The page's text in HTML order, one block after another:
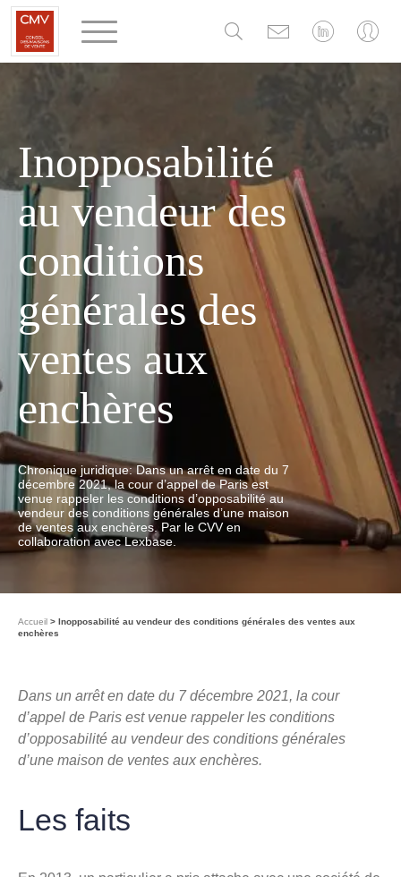
Inopposabilité
au vendeur des
conditions
générales des
ventes aux
enchères
Chronique juridique: Dans un arrêt en date du 7
décembre 2021, la cour d’appel de Paris est
venue rappeler les conditions d’opposabilité au
vendeur des conditions générales d’une maison
de ventes aux enchères. Par le CVV en
collaboration avec Lexbase.
Accueil
Inopposabilité au vendeur des conditions générales des ventes aux
enchères
Dans un arrêt en date du 7 décembre 2021, la cour
d’appel de Paris est venue rappeler les conditions
d’opposabilité au vendeur des conditions générales
d’une maison de ventes aux enchères.
Les faits
Panneau de gestion des cookies